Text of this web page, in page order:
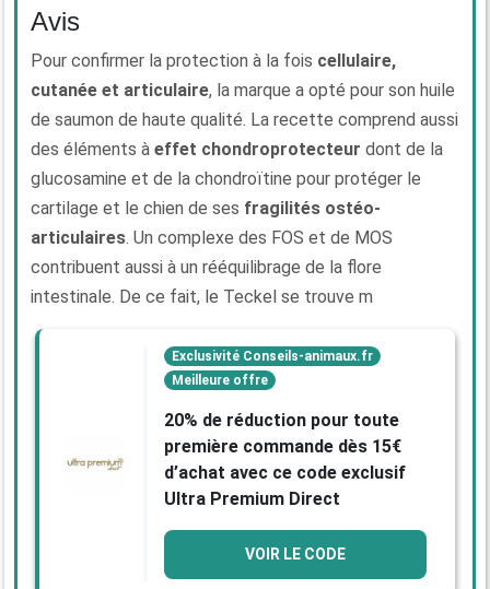
Avis
Pour confirmer la protection à la fois cellulaire,
cutanée et articulaire, la marque a opté pour son huile
de saumon de haute qualité. La recette comprend aussi
des éléments à effet chondroprotecteur dont de la
glucosamine et de la chondroïtine pour protéger le
cartilage et le chien de ses fragilités ostéo-
articulaires. Un complexe des FOS et de MOS
contribuent aussi à un rééquilibrage de la flore
intestinale. De ce fait, le Teckel se trouve m
Exclusivité Conseils-animaux.fr
Meilleure offre
20% de réduction pour toute
première commande dès 15€
d’achat avec ce code exclusif
Ultra Premium Direct
VOIR LE CODE